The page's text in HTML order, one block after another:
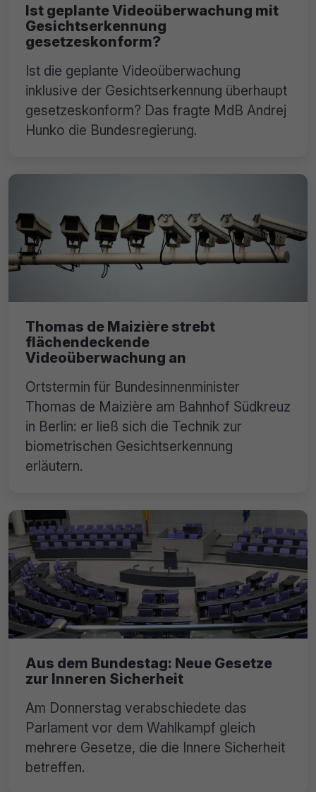
Ist geplante Videoüberwachung mit
Gesichtserkennung
gesetzeskonform?
Ist die geplante Videoüberwachung
inklusive der Gesichtserkennung überhaupt
gesetzeskonform? Das fragte MdB Andrej
Hunko die Bundesregierung.
Thomas de Maizière strebt
flächendeckende
Videoüberwachung an
Ortstermin für Bundesinnenminister
Thomas de Maizière am Bahnhof Südkreuz
in Berlin: er ließ sich die Technik zur
biometrischen Gesichtserkennung
erläutern.
Aus dem Bundestag: Neue Gesetze
zur Inneren Sicherheit
Am Donnerstag verabschiedete das
Parlament vor dem Wahlkampf gleich
mehrere Gesetze, die die Innere Sicherheit
betreffen.